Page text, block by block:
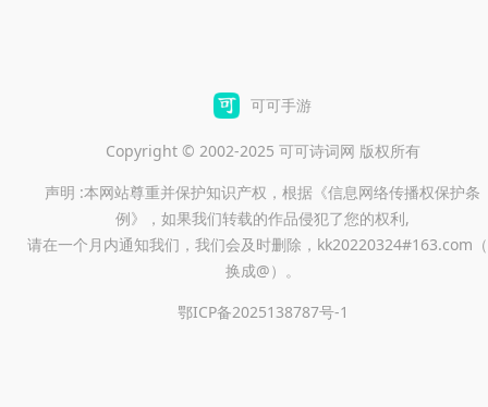
可可手游
Copyright © 2002-2025 可可诗词网 版权所有
声明 :本网站尊重并保护知识产权，根据《信息网络传播权保护条
例》，如果我们转载的作品侵犯了您的权利,
请在一个月内通知我们，我们会及时删除，kk20220324#163.com
换成@）。
鄂ICP备2025138787号-1